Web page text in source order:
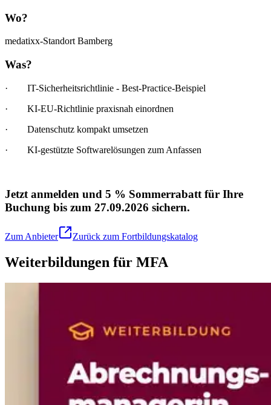
Wo?
medatixx-Standort Bamberg
Was?
· IT-Sicherheitsrichtlinie - Best-Practice-Beispiel
· KI-EU-Richtlinie praxisnah einordnen
· Datenschutz kompakt umsetzen
· KI-gestützte Softwarelösungen zum Anfassen
Jetzt anmelden und 5 % Sommerrabatt für Ihre
Buchung bis zum 27.09.2026 sichern.
Zum Anbieter Zurück zum Fortbildungskatalog
Weiterbildungen für MFA